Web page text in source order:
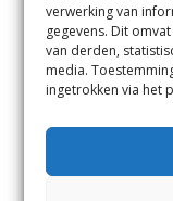
verwerking van
gegevens. Dit
van derden,
media.
ingetrokken via het
info@jutter.nlof
st.nl
Contact
Andere uitgaven
Voorwaarden